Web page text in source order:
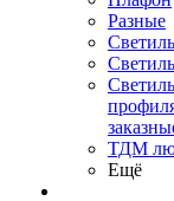
Разные
ТДМ
Ещё